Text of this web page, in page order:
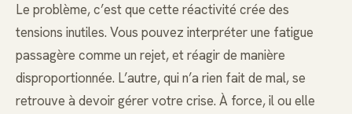
Le problème, c’est que cette réactivité crée des
tensions inutiles. Vous pouvez interpréter une fatigue
passagère comme un rejet, et réagir de manière
disproportionnée. L’autre, qui n’a rien fait de mal, se
retrouve à devoir gérer votre crise. À force, il ou elle